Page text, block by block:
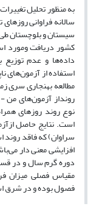
به منظور تحلیل
سالانه فراوانی
کشور دریافت ومورد
داده‌ها و عدم توزیع
استفاده از
مطالعه بهنجاری سری
رونداز آزمون‌های من
است. نتایج حاصل
سراوان) که فاقد روند
افزایشی معنی دار
دوره گرم سال و در
مقیاس فصلی میزان
فصول بوده و در شرق